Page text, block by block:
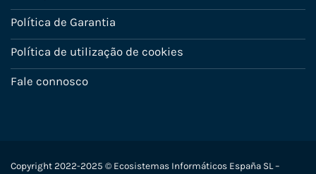
Política de Garantia
Política de utilização de cookies
Fale connosco
Copyright 2022-2025 © Ecosistemas Informáticos España SL –